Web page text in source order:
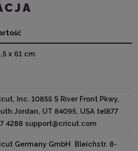
x 61 cm
Inc. 10855 S River Front Pkwy,
Jordan, UT 84095, USA tel877
4288 support@cricut.com
Germany GmbH Bleichstr. 8-